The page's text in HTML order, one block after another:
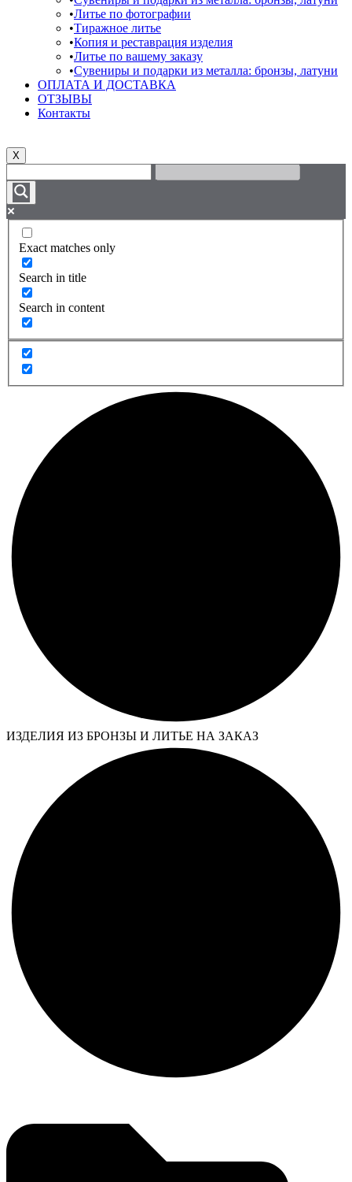
Литье по фотографии
Тиражное литье
Копия и реставрация изделия
Литье по вашему заказу
Сувениры и подарки из металла: бронзы, латуни
ОПЛАТА И ДОСТАВКА
ОТЗЫВЫ
Контакты
X
Exact matches only
Search in title
Search in content
ИЗДЕЛИЯ ИЗ БРОНЗЫ И ЛИТЬЕ НА ЗАКАЗ